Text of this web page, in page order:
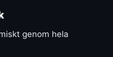
genom hela